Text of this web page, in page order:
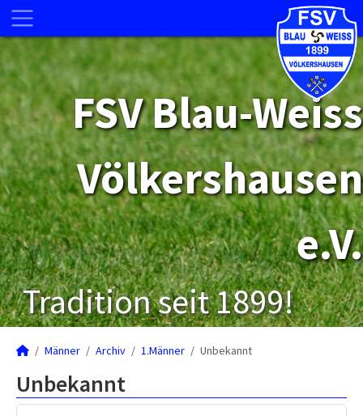
FSV Blau-Weiss
Völkershausen
e.V.
Tradition seit 1899!
Männer Archiv 1.Männer Unbekannt
Unbekannt